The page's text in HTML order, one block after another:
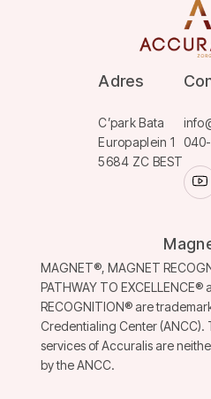
Adres
C’park Bata
Europaplein 1
5684 ZC BEST
MAGNET®, MAGNET
PATHWAY TO
RECOGNITION® are
Credentialing Center (ANCC).
services of Accuralis are
by the ANCC.